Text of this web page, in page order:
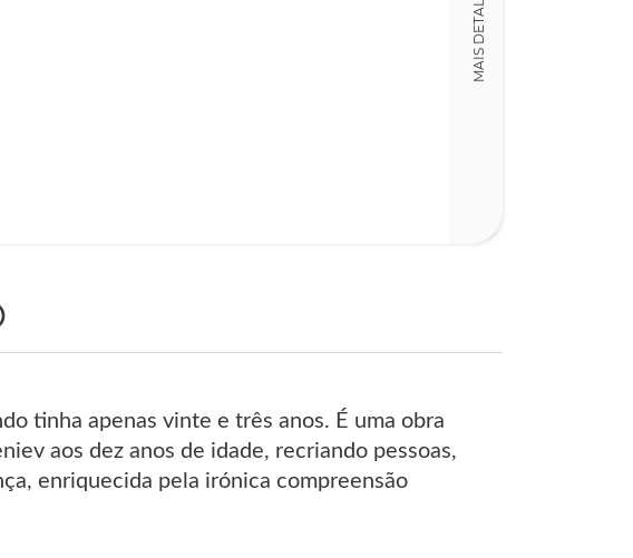
MAIS DETALHES
tinha apenas vinte e três anos. É uma obra
aos dez anos de idade, recriando pessoas,
enriquecida pela irónica compreensão